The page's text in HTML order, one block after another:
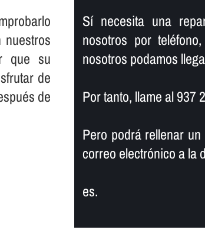
que su
de
de
Sí­ necesita una
nosotros por
nosotros podamos
Por tanto, llame al 937
Pero podrá rellenar
correo electrónico a la
es.